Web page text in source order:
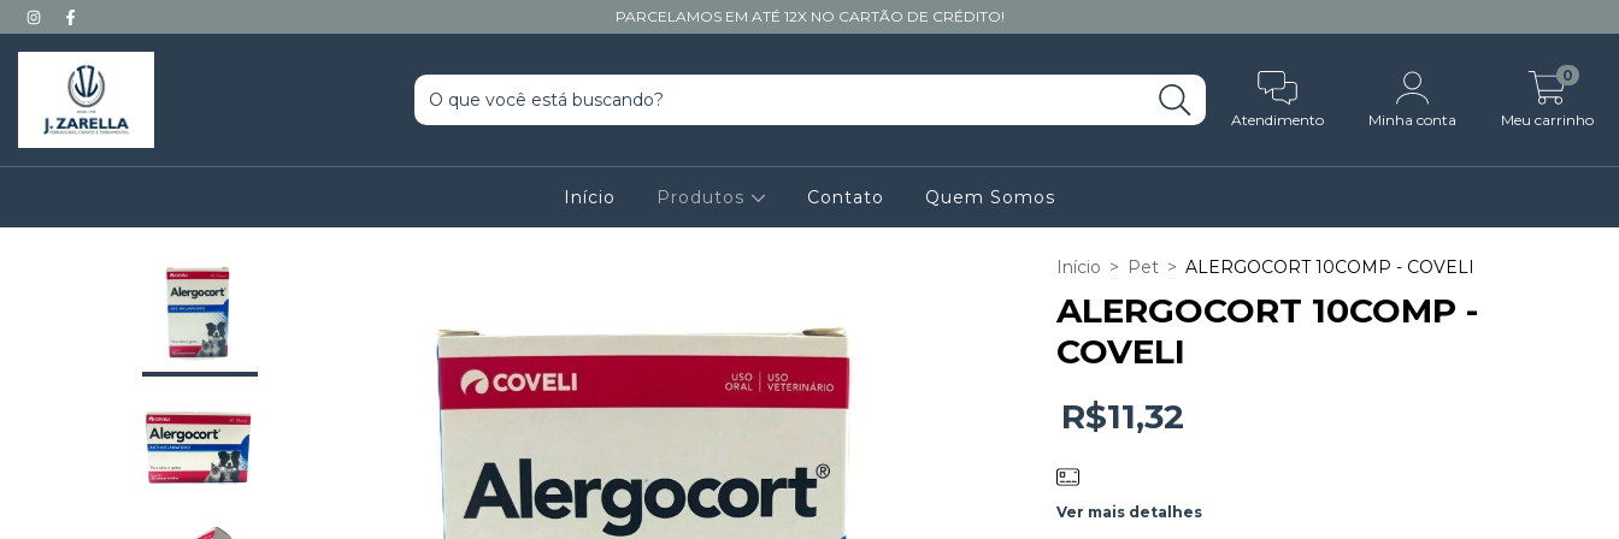
PARCELAMOS EM ATÉ 12X NO CARTÃO DE CRÉDITO!
Atendimento Minha conta Meu carrinho
0
Início Produtos Contato Quem Somos
Início > Pet > ALERGOCORT 10COMP - COVELI
ALERGOCORT 10COMP -
COVELI
R$11,32
Ver mais detalhes